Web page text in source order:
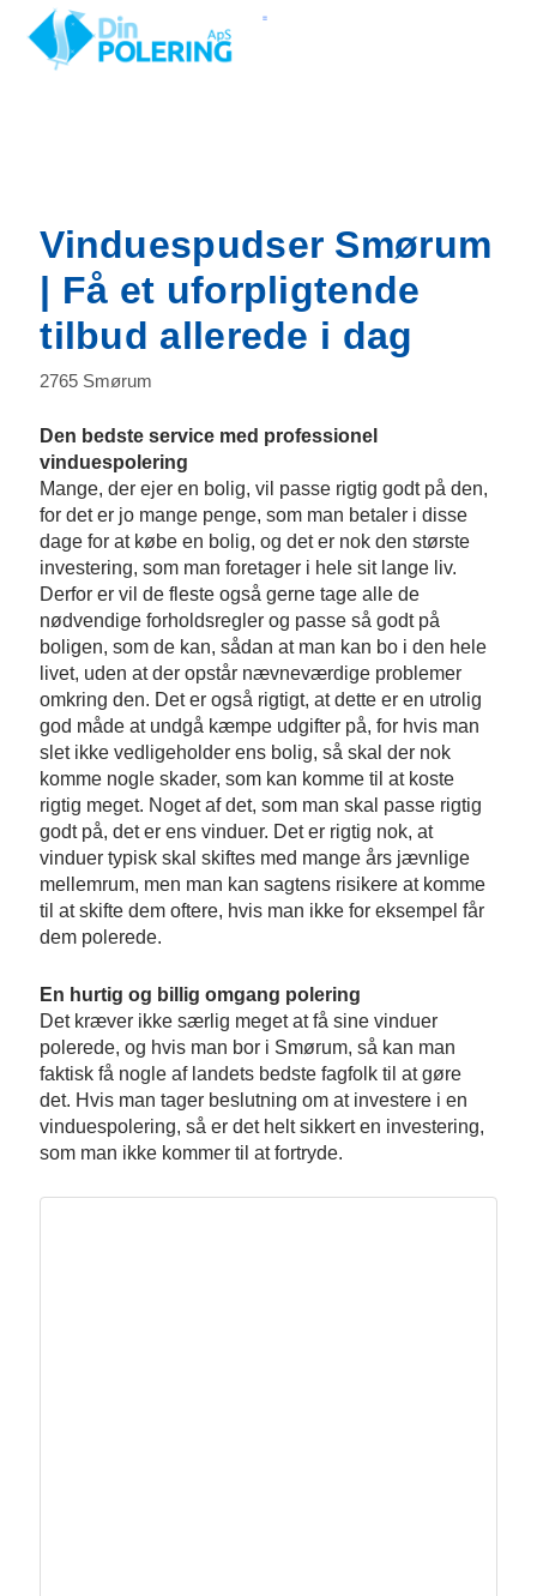
indholdet
Vinduespudser Smørum
| Få et uforpligtende
tilbud allerede i dag
2765 Smørum
Den bedste service med professionel
vinduespolering
Mange, der ejer en bolig, vil passe rigtig godt på den,
for det er jo mange penge, som man betaler i disse
dage for at købe en bolig, og det er nok den største
investering, som man foretager i hele sit lange liv.
Derfor er vil de fleste også gerne tage alle de
nødvendige forholdsregler og passe så godt på
boligen, som de kan, sådan at man kan bo i den hele
livet, uden at der opstår nævneværdige problemer
omkring den. Det er også rigtigt, at dette er en utrolig
god måde at undgå kæmpe udgifter på, for hvis man
slet ikke vedligeholder ens bolig, så skal der nok
komme nogle skader, som kan komme til at koste
rigtig meget. Noget af det, som man skal passe rigtig
godt på, det er ens vinduer. Det er rigtig nok, at
vinduer typisk skal skiftes med mange års jævnlige
mellemrum, men man kan sagtens risikere at komme
til at skifte dem oftere, hvis man ikke for eksempel får
dem polerede.
En hurtig og billig omgang polering
Det kræver ikke særlig meget at få sine vinduer
polerede, og hvis man bor i Smørum, så kan man
faktisk få nogle af landets bedste fagfolk til at gøre
det. Hvis man tager beslutning om at investere i en
vinduespolering, så er det helt sikkert en investering,
som man ikke kommer til at fortryde.